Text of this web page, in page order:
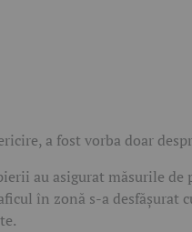
a fost vorba doar
au asigurat măsurile
în zonă s-a desfășurat